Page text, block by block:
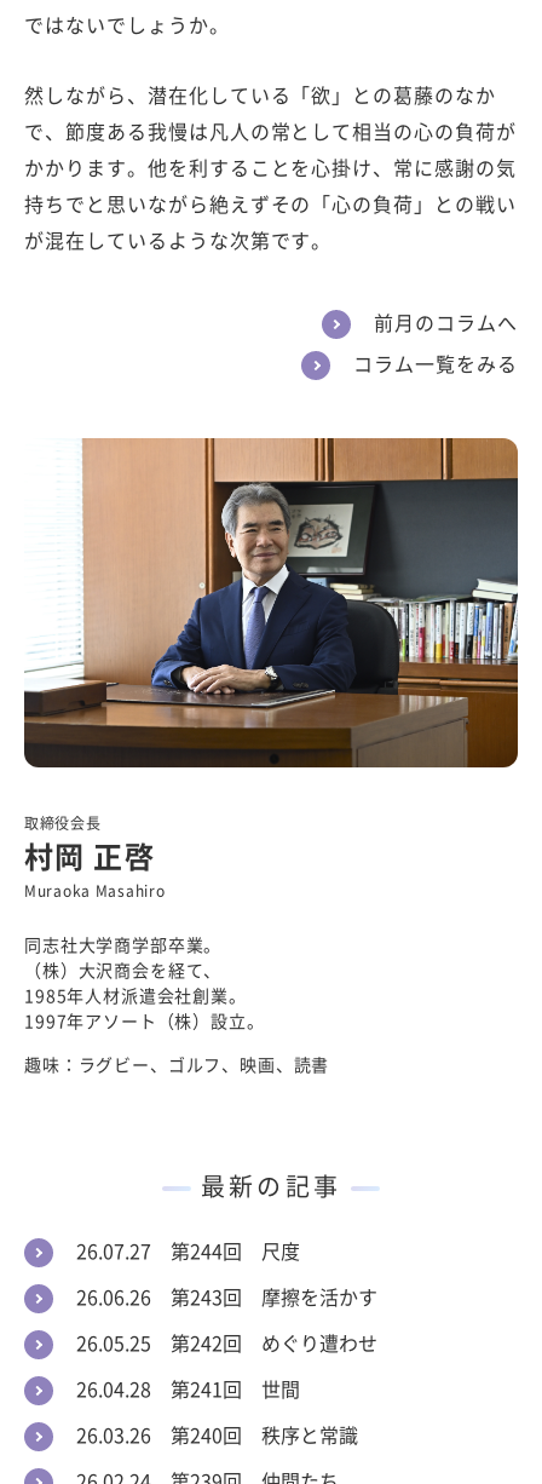
ではないでしょうか。
然しながら、潜在化している「欲」との葛藤のなか
で、節度ある我慢は凡人の常として相当の心の負荷が
かかります。他を利することを心掛け、常に感謝の気
持ちでと思いながら絶えずその「心の負荷」との戦い
が混在しているような次第です。
前月のコラムへ
コラム一覧をみる
取締役会長
村岡 正啓
Muraoka Masahiro
同志社大学商学部卒業。
（株）大沢商会を経て、
1985年人材派遣会社創業。
1997年アソート（株）設立。
趣味：ラグビー、ゴルフ、映画、読書
最新の記事
26.07.27 第244回 尺度
26.06.26 第243回 摩擦を活かす
26.05.25 第242回 めぐり遭わせ
26.04.28 第241回 世間
26.03.26 第240回 秩序と常識